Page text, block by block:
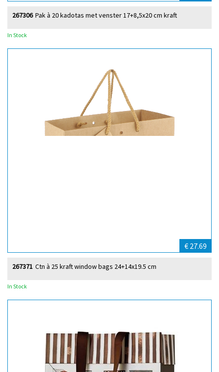
Pak à 20 kadotas met venster 17+8,5x20 cm kraft
267306
In Stock
€ 27.69
Ctn à 25 kraft window bags 24+14x19.5 cm
267371
In Stock